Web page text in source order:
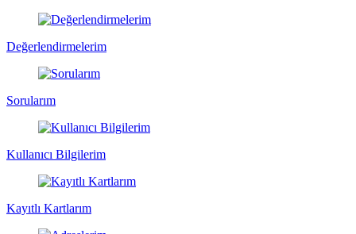
Değerlendirmelerim
Sorularım
Kullanıcı Bilgilerim
Kayıtlı Kartlarım